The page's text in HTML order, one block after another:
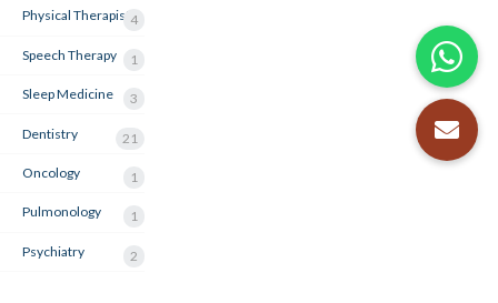
Physical Therapist 4
Speech Therapy 1
Sleep Medicine 3
Dentistry 21
Oncology 1
Pulmonology 1
Psychiatry 2